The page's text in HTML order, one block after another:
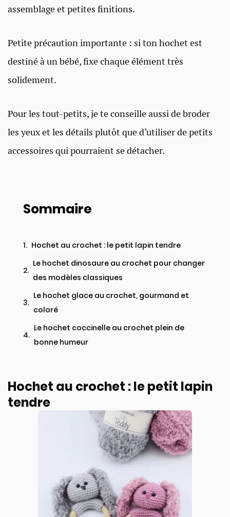
assemblage et petites finitions.
Petite précaution importante : si ton hochet est
destiné à un bébé, fixe chaque élément très
solidement.
Pour les tout-petits, je te conseille aussi de broder
les yeux et les détails plutôt que d’utiliser de petits
accessoires qui pourraient se détacher.
Sommaire
Hochet au crochet : le petit lapin tendre
Le hochet dinosaure au crochet pour changer
des modèles classiques
Le hochet glace au crochet, gourmand et
coloré
Le hochet coccinelle au crochet plein de
bonne humeur
Hochet au crochet : le petit lapin
tendre